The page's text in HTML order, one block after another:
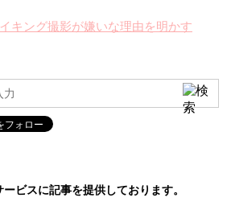
キング撮影が嫌いな理由を明かす
ビスに記事を提供しております。